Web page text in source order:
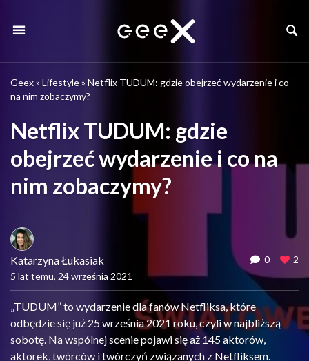
Geex» Lifestyle» Netflix TUDUM: gdzie obejrzeć wydarzenie i co
na nim zobaczymy?
Netflix TUDUM: gdzie
obejrzeć wydarzenie i co na
nim zobaczymy?
Katarzyna Łukasiak
5 lat temu, 24 września 2021
0 2
„TUDUM” to wydarzenie dla fanów Netfliksa, które
odbędzie się już 25 września 2021 roku, czyli w najbliższą
sobotę. Na wspólnej scenie pojawi się aż 145 aktorów,
aktorek, twórców i twórczyń związanych z Netfliksem.